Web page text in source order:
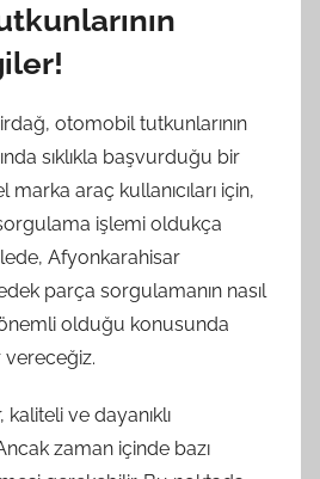
otomobil tutkunlarının
sıklıkla başvurduğu bir
marka araç kullanıcıları için,
işlemi oldukça
Afyonkarahisar
parça sorgulamanın nasıl
önemli olduğu konusunda
vereceğiz.
ve dayanıklı
zaman içinde bazı